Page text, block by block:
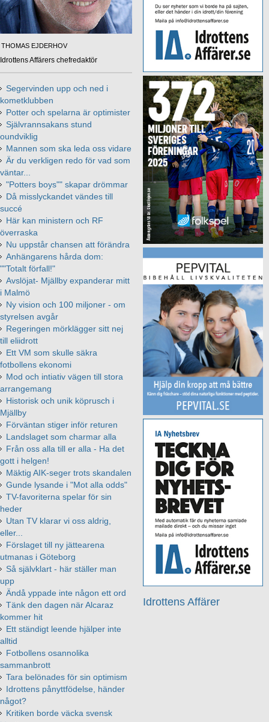
Idrottens Affärer
THOMAS EJDERHOV
Idrottens Affärers chefredaktör
Segervinden upp och ned i
kometklubben
Potter och spelarna är optimister
Självrannsakans stund
oundviklig
Mannen som ska leda oss vidare
Är du verkligen redo för vad som
väntar...
"Potters boys"" skapar drömmar
Då misslyckandet vändes till
succé
Här kan ministern och RF
överraska
Nu uppstår chansen att förändra
Anhängarens hårda dom:
""Totalt förfall!"
Avslöjat- Mjällby expanderar mitt
i Malmö
Ny vision och 100 miljoner - om
styrelsen avgår
Regeringen mörklägger sitt nej
till eliidrott
Ett VM som skulle säkra
fotbollens ekonomi
Mod och intiativ vägen till stora
arrangemang
Historisk och unik köprusch i
Mjällby
Förväntan stiger inför returen
Landslaget som charmar alla
Från oss alla till er alla - Ha det
gott i helgen!
Mäktig AIK-seger trots skandalen
Gunde lysande i "Mot alla odds"
TV-favoriterna spelar för sin
heder
Utan TV klarar vi oss aldrig,
eller...
Förslaget till ny jättearena
utmanas i Göteborg
Så självklart - här ställer man
upp
Ändå yppade inte någon ett ord
Tänk den dagen när Alcaraz
kommer hit
Ett ständigt leende hjälper inte
alltid
Fotbollens osannolika
sammanbrott
Tara belönades för sin optimism
Idrottens pånyttfödelse, händer
något?
Kritiken borde väcka svensk